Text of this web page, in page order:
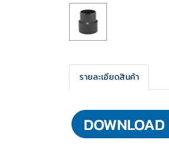
รายละเอียดสินค้า